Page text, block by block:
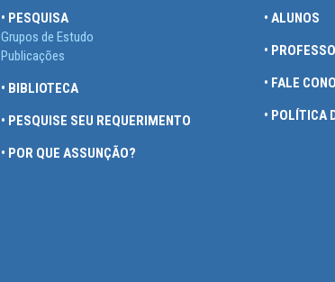
• PESQUISA
Grupos de Estudo
Publicações
• BIBLIOTECA
• PESQUISE SEU REQUERIMENTO
• POR QUE ASSUNÇÃO?
• ALUNOS
•
• FALE
• POLÍTICA